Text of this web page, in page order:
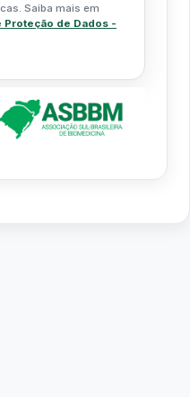
Saiba mais em
Proteção de Dados -